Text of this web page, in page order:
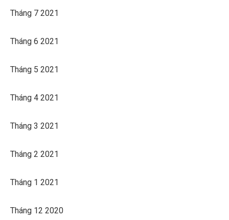
Tháng 7 2021
Tháng 6 2021
Tháng 5 2021
Tháng 4 2021
Tháng 3 2021
Tháng 2 2021
Tháng 1 2021
Tháng 12 2020